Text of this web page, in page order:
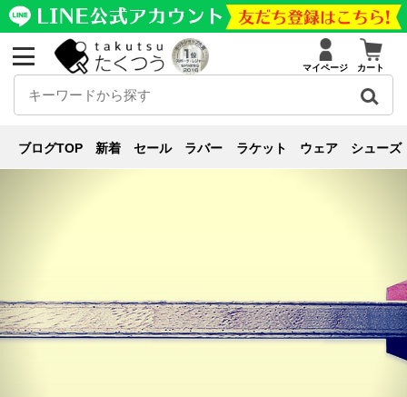
マイページ カート
ブログTOP 新着 セール ラバー ラケット ウェア シューズ
用具紹介
を紹介！